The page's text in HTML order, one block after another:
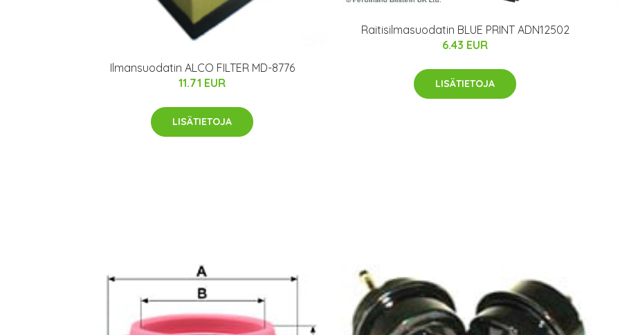
Ilmansuodatin ALCO FILTER MD-8776
11.71 EUR
LISÄTIETOJA
Raitisilmasuodatin BLUE PRINT ADN12502
6.43 EUR
LISÄTIETOJA